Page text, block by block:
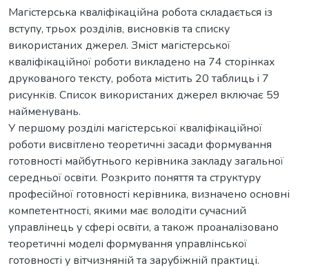
Магістерська кваліфікаційна робота складається із
вступу, трьох розділів, висновків та списку
використаних джерел. Зміст магістерської
кваліфікаційної роботи викладено на 74 сторінках
друкованого тексту, робота містить 20 таблиць i 7
рисунків. Список використаних джерел включає 59
найменувань.
У першому розділі магістерської кваліфікаційної
роботи висвітлено теоретичні засади формування
готовності майбутнього керівника закладу загальної
середньої освіти. Розкрито поняття та структуру
професійної готовності керівника, визначено основні
компетентності, якими має володіти сучасний
управлінець у сфері освіти, а також проаналізовано
теоретичні моделі формування управлінської
готовності у вітчизняній та зарубіжній практиці.